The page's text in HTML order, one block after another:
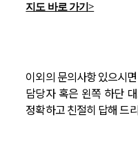
지도 바로 가기>
이외의 문의사항 있으시면
담당자 혹은 왼쪽 하단
정확하고 친절히 답해 드